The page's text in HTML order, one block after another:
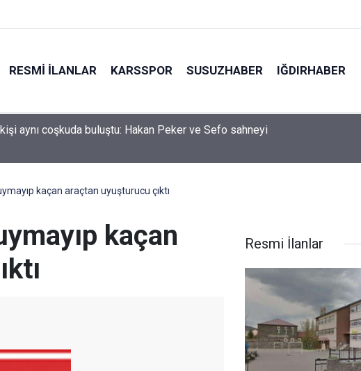
RESMI İLANLAR KARSSPOR SUSUZHABER IĞDIRHABER
çarpıştı: 4 yaralı
kaçan araçtan uyuşturucu çıktı
kaçan
Resmi İlanlar